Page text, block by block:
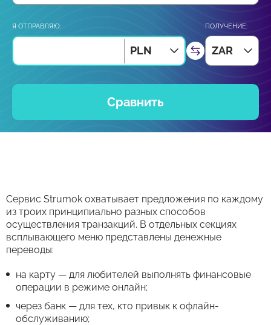
Я ОТПРАВЛЯЮ:
PLN
ПОЛУЧЕНИЕ:
ZAR
Сравнить
Сервис Strumok охватывает предложения по каждому
из троих принципиально разных способов
осуществления транзакций. В отдельных секциях
всплывающего меню представлены денежные
переводы:
на карту — для любителей выполнять финансовые
операции в режиме онлайн;
через банк — для тех, кто привык к офлайн-
обслуживанию;